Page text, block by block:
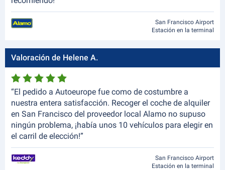
San Francisco Airport
Estación en la terminal
Valoración de Helene A.
“El pedido a Autoeurope fue como de costumbre a
nuestra entera satisfacción. Recoger el coche de alquiler
en San Francisco del proveedor local Alamo no supuso
ningún problema, ¡había unos 10 vehículos para elegir en
el carril de elección!”
San Francisco Airport
Estación en la terminal